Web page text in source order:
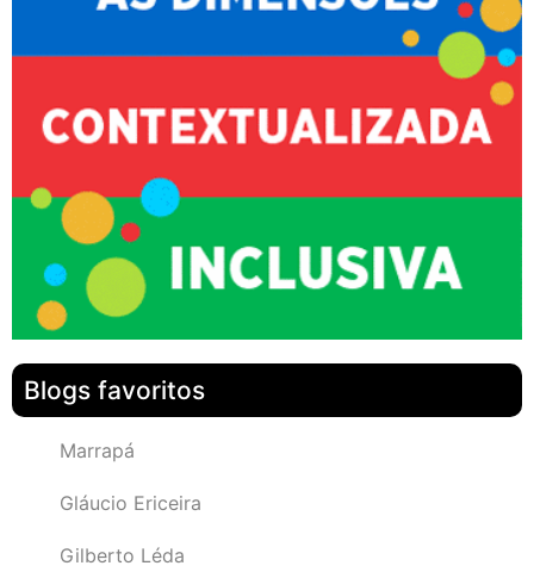
Blogs favoritos
Marrapá
Gláucio Ericeira
Gilberto Léda